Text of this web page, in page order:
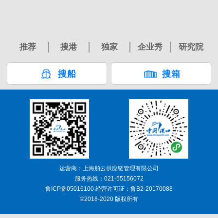
推荐 搜港 独家 企业秀 研究院
搜船 搜箱
运营商：上海舶云供应链管理有限公司
服务热线：021-55156072
鲁ICP备05016100 经营许可证：鲁B2-20170088
©2018-2020 版权所有